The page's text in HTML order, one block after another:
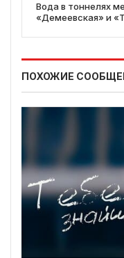
Вода в тоннелях
«Демеевская» и
ПОХОЖИЕ